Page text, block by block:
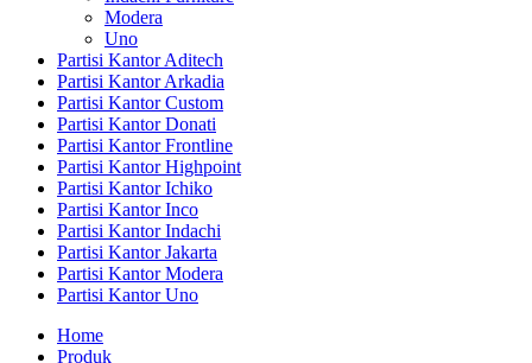
Modera
Uno
Partisi Kantor Aditech
Partisi Kantor Arkadia
Partisi Kantor Custom
Partisi Kantor Donati
Partisi Kantor Frontline
Partisi Kantor Highpoint
Partisi Kantor Ichiko
Partisi Kantor Inco
Partisi Kantor Indachi
Partisi Kantor Jakarta
Partisi Kantor Modera
Partisi Kantor Uno
Home
Produk